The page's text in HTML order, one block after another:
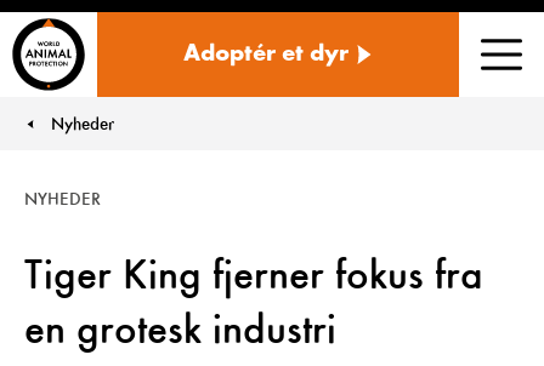
Adoptér et dyr
You are here:
Nyheder
Tiger King fjerner fokus fra
en grotesk industri
NYHEDER